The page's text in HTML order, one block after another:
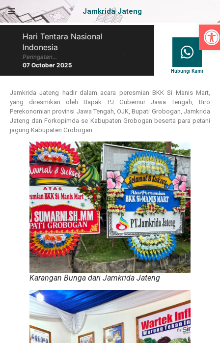
Jamkrida Jateng
Hari Tentara Nasional
Indonesia
Peringatan...
07 October 2025
Hari Batik Nasional
Hubungi Kami
Jamkrida Jateng hadir dalam acara peresmian BKK Si Manis Mart,
yang diresmikan oleh Bapak PJ Gubernur Jawa Tengah, Biro
Perekonomian provinsi Jawa Tengah, OJK, Bupati Grobogan, Jamkrida
Jateng dan Forkopimda se Kabupaten Grobogan beserta para petani
jagung Kabupaten Grobogan
Karangan Bunga dari Jamkrida Jateng